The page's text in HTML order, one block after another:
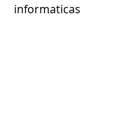
informaticas